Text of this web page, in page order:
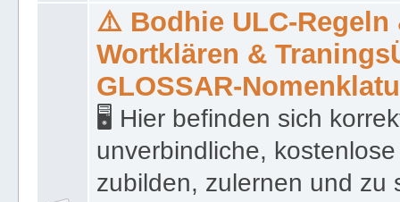
Moderator:★ Ronald Johannes
⚠️ Bodhie ULC-Regeln
Wortklären &
GLOSSAR-
🖥 Hier befinden sich
unverbindliche,